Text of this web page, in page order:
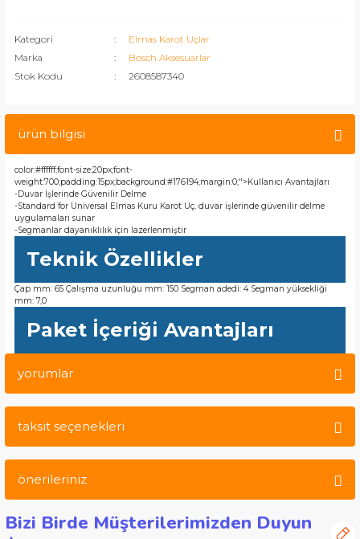
Kategori
Elmas Karot Uçlar
Marka
Bosch Aksesuarlar
Stok Kodu
2608587340
ürün bilgisi
color:#ffffff;font-size:20px;font-
weight:700;padding:15px;background:#176194;margin:0;">Kullanıcı Avantajları
-Duvar İşlerinde Güvenilir Delme
-Standard for Universal Elmas Kuru Karot Uç, duvar işlerinde güvenilir delme
uygulamaları sunar
-Segmanlar dayanıklılık için lazerlenmiştir
Teknik Özellikler
Çap mm: 65 Çalışma uzunluğu mm: 150 Segman adedi: 4 Segman yüksekliği
mm: 7,0
Paket İçeriği Avantajları
yorumlar
taksit seçenekleri
önerileriniz
Bu ürünün fiyat bilgisi, resim, ürün açıklamalarında ve diğer
konularda yetersiz gördüğünüz noktaları öneri formunu
Bizi Birde Müşterilerimizden Duyun